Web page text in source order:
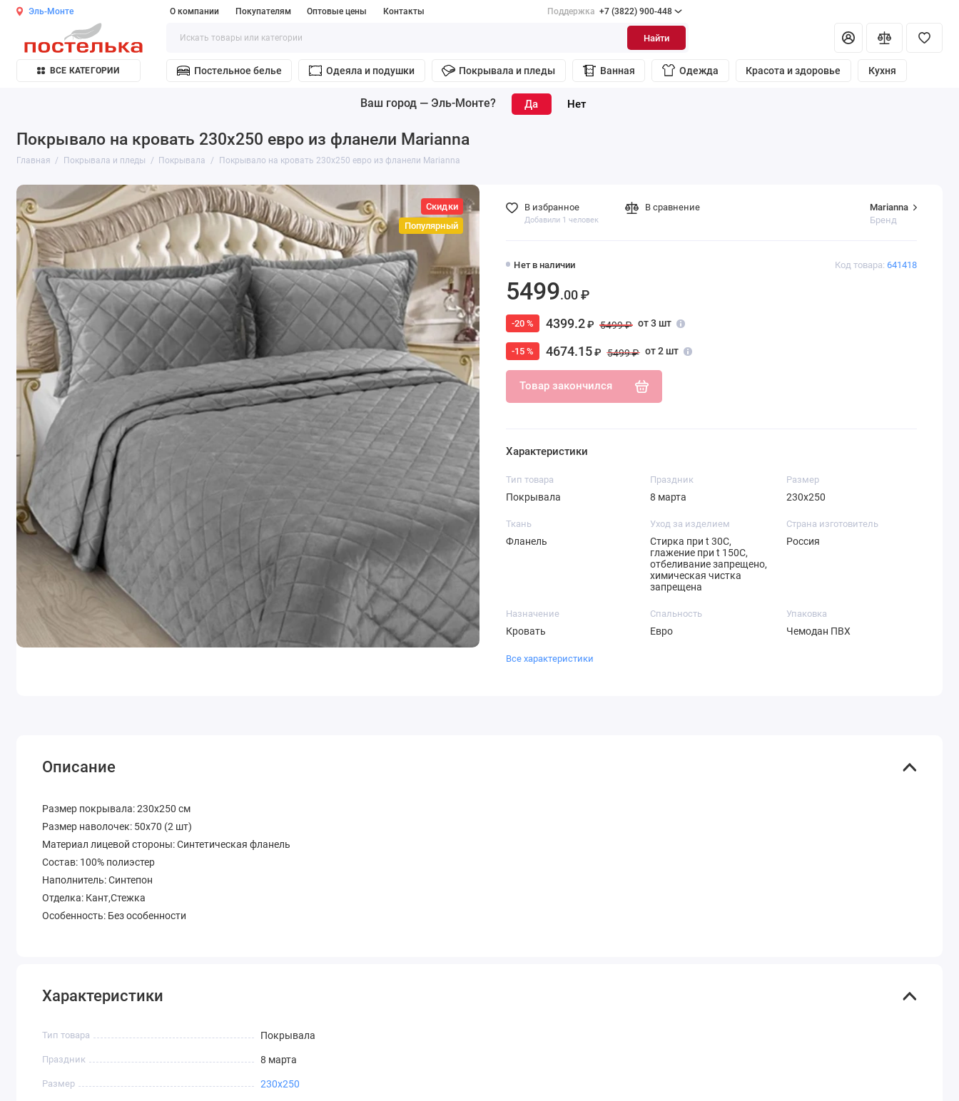
Эль-Монте О компании Покупателям Оптовые цены Контакты Поддержка +7 (3822) 900-448
Найти
ВСЕ КАТЕГОРИИ Постельное белье Одеяла и подушки Покрывала и пледы Ванная Одежда Красота и здоровье Кухня
Ваш город — Эль-Монте?
Покрывало на кровать 230х250 евро из фланели Marianna
Главная Покрывала и пледы Покрывала Покрывало на кровать 230х250 евро из фланели Marianna
Скидки
Популярный
Код товара: 641418
Marianna
Бренд
Нет в наличии
5499.00 ₽
-20 % 4399.2₽ 5499 ₽ от 3 шт
-15 % 4674.15₽ 5499 ₽ от 2 шт
Товар закончился
В избранное
Добавили 1 человек
В сравнение
Характеристики
Тип товара
Покрывала
Праздник
8 марта
Размер
230х250
Ткань
Фланель
Уход за изделием
Стирка при t 30С,
глажение при t 150С,
отбеливание запрещено,
химическая чистка
запрещена
Страна изготовитель
Россия
Назначение
Кровать
Спальность
Евро
Упаковка
Чемодан ПВХ
Все характеристики
Описание
Размер покрывала: 230х250 см
Размер наволочек: 50х70 (2 шт)
Материал лицевой стороны: Синтетическая фланель
Состав: 100% полиэстер
Наполнитель: Синтепон
Отделка: Кант,Стежка
Особенность: Без особенности
Характеристики
Тип товара Покрывала
Праздник 8 марта
Размер 230х250